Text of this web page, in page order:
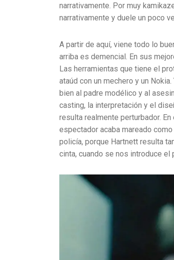
narrativamente. Por muy
narrativamente y duele un poco
A partir de aquí, viene todo lo
arriba es demencial. En sus
Las herramientas que tiene el
ataúd con un mechero y un
bien al padre modélico y al
casting, la interpretación y el
resulta realmente perturbador.
espectador acaba mareado
policía, porque Hartnett resulta
cinta, cuando se nos introduce